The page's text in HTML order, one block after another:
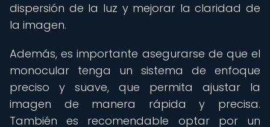
dispersión de la luz y mejorar la claridad de
la imagen.
Además, es importante asegurarse de que el
monocular tenga un sistema de enfoque
preciso y suave, que permita ajustar la
imagen de manera rápida y precisa.
También es recomendable optar por un